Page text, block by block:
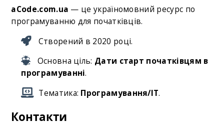
aCode.com.ua — це україномовний ресурс по
програмуванню для початківців.
Створений в 2020 році.
Основна ціль: Дати старт початківцям в
програмуванні.
Тематика: Програмування/IT.
Контакти